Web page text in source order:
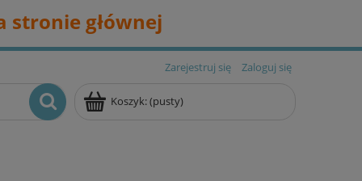
stronie głównej
Zarejestruj się Zaloguj się
Koszyk:(pusty)